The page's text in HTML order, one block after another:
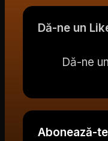
Dă-ne un
Dă-ne
Abonează-te